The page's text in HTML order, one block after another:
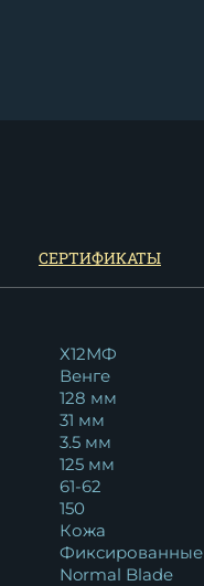
СЕРТИФИКАТЫ
Х12МФ
Венге
128 мм
31 мм
3.5 мм
125 мм
61-62
150
Кожа
Фиксированные
Normal Blade